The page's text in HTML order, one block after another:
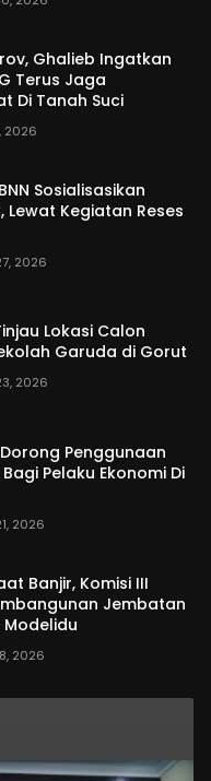
Ghalieb Ingatkan
Terus Jaga
Di Tanah Suci
2026
Sosialisasikan
Lewat Kegiatan Reses
2026
Lokasi Calon
Garuda di Gorut
2026
Penggunaan
Pelaku Ekonomi Di
2026
Banjir, Komisi III
Jembatan
2026